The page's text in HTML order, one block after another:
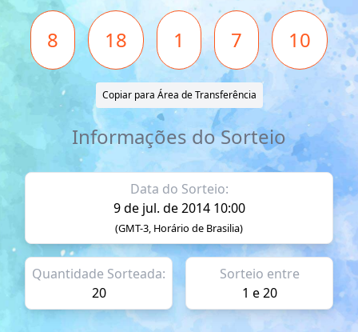
8 18 1 7 10
Copiar para Área de Transferência
Informações do Sorteio
Data do Sorteio:
9 de jul. de 2014 10:00
(GMT-3, Horário de Brasilia)
Quantidade Sorteada:
20
Sorteio entre
1 e 20